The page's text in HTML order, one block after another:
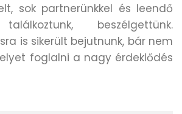
sok partnerünkkel és leendő
beszélgettünk.
is sikerült bejutnunk, bár nem
foglalni a nagy érdeklődés